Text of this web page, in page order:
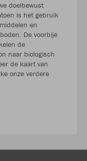
doelbewust
is het gebruik
en
De voorbije
de
naar biologisch
de kaart van
onze verdere